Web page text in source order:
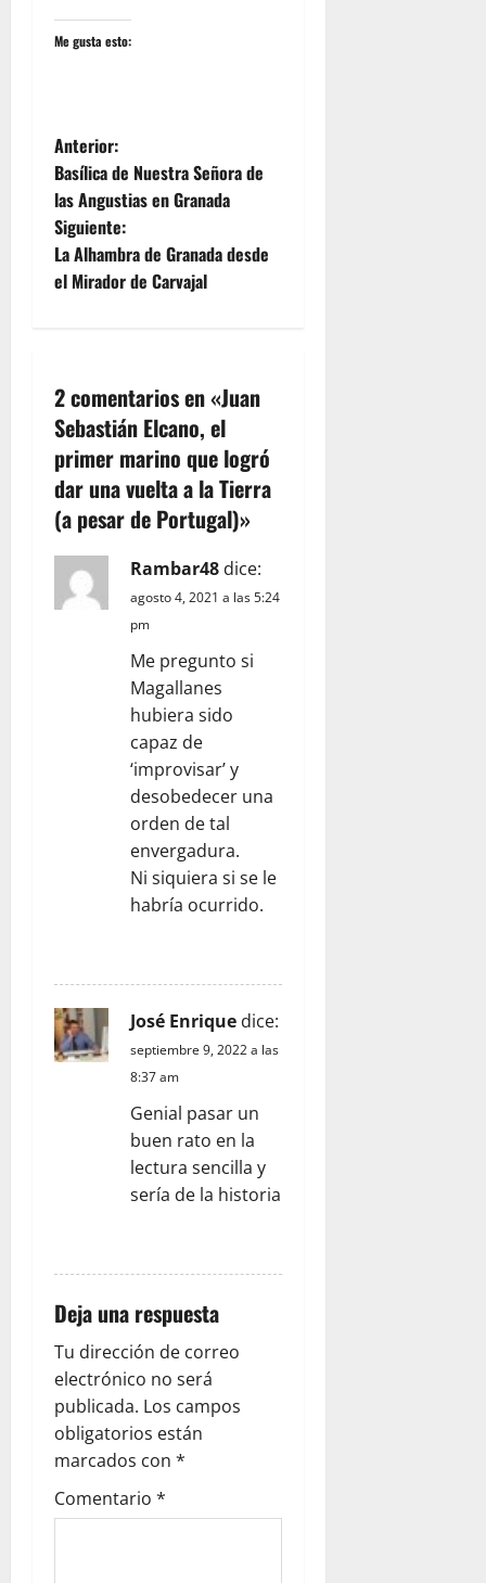
Me gusta esto:
N
a
v
e
a
c
i
ó
n
d
a
s
Anterior:
Basílica de Nuestra Señora de
las Angustias en Granada
Siguiente:
La Alhambra de Granada desde
el Mirador de Carvajal
2 comentarios en «Juan
Sebastián Elcano, el
primer marino que logró
dar una vuelta a la Tierra
(a pesar de Portugal)»
Rambar48 dice:
agosto 4, 2021 a las 5:24
pm
Me pregunto si
Magallanes
hubiera sido
capaz de
‘improvisar’ y
desobedecer una
orden de tal
envergadura.
Ni siquiera si se le
habría ocurrido.
José Enrique dice:
septiembre 9, 2022 a las
8:37 am
Genial pasar un
buen rato en la
lectura sencilla y
sería de la historia
Deja una respuesta
Tu dirección de correo
electrónico no será
publicada. Los campos
obligatorios están
marcados con *
Comentario *